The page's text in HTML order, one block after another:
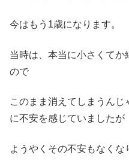
今はもう1歳になります。
当時は、本当に小さくてか
ので
このまま消えてしまうん
に不安を感じていましたが
ようやくその不安もなくな